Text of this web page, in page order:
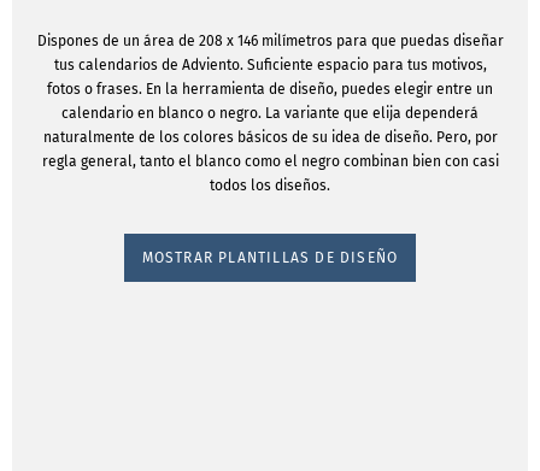
Dispones de un área de 208 x 146 milímetros para que puedas diseñar
tus calendarios de Adviento. Suficiente espacio para tus motivos,
fotos o frases. En la herramienta de diseño, puedes elegir entre un
calendario en blanco o negro. La variante que elija dependerá
naturalmente de los colores básicos de su idea de diseño. Pero, por
regla general, tanto el blanco como el negro combinan bien con casi
todos los diseños.
MOSTRAR PLANTILLAS DE DISEÑO